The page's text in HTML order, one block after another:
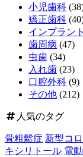
小児歯科
矯正歯科
インプラント
歯周病 (47)
虫歯 (34)
入れ歯 (23)
口腔外科 (9)
その他 (212)
人気のタグ
骨粗鬆症 新型コ
キシリトール 電